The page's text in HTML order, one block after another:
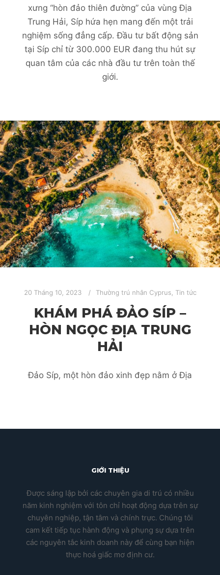
xưng “hòn đảo thiên đường” của vùng Địa
Trung Hải, Síp hứa hẹn mang đến một trải
nghiệm sống đẳng cấp. Đầu tư bất động sản
tại Síp chỉ từ 300.000 EUR đang thu hút sự
quan tâm của các nhà đầu tư trên toàn thế
giới.
20 Tháng 10, 2023 Thường trú nhân Cyprus, Tin tức
KHÁM PHÁ ĐẢO SÍP –
HÒN NGỌC ĐỊA TRUNG
HẢI
Đảo Síp, một hòn đảo xinh đẹp nằm ở Địa
GIỚI THIỆU
Được sáng lập bởi các chuyên gia di trú có nhiều
năm kinh nghiệm với tôn chỉ hoạt động dựa trên sự
chuyên nghiệp, tận tâm và chính trực. Chúng tôi
cam kết tiếp tục hành động và phụng sự dựa trên
các nguyên tắc kinh doanh này để cùng bạn hiện
thực hoá giấc mơ định cư.